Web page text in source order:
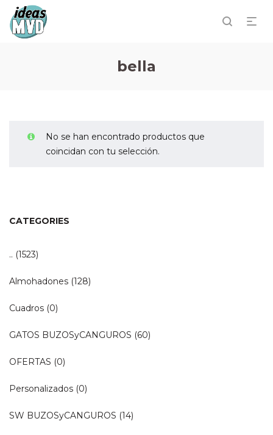
bella
No se han encontrado productos que
coincidan con tu selección.
CATEGORIES
.. (1523)
Almohadones (128)
Cuadros (0)
GATOS BUZOSyCANGUROS (60)
OFERTAS (0)
Personalizados (0)
SW BUZOSyCANGUROS (14)